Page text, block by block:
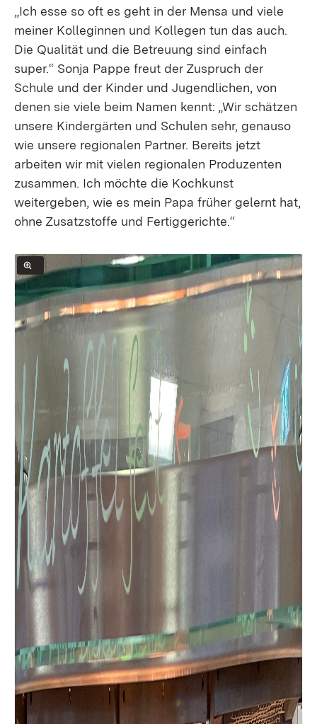
„Ich esse so oft es geht in der Mensa und viele
meiner Kolleginnen und Kollegen tun das auch.
Die Qualität und die Betreuung sind einfach
super.“ Sonja Pappe freut der Zuspruch der
Schule und der Kinder und Jugendlichen, von
denen sie viele beim Namen kennt: „Wir schätzen
unsere Kindergärten und Schulen sehr, genauso
wie unsere regionalen Partner. Bereits jetzt
arbeiten wir mit vielen regionalen Produzenten
zusammen. Ich möchte die Kochkunst
weitergeben, wie es mein Papa früher gelernt hat,
ohne Zusatzstoffe und Fertiggerichte.“